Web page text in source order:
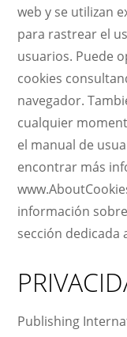
web y se utilizan
para rastrear el
usuarios. Puede
cookies
navegador.
cualquier
el manual de
encontrar más
información
sección dedicada
Publishing